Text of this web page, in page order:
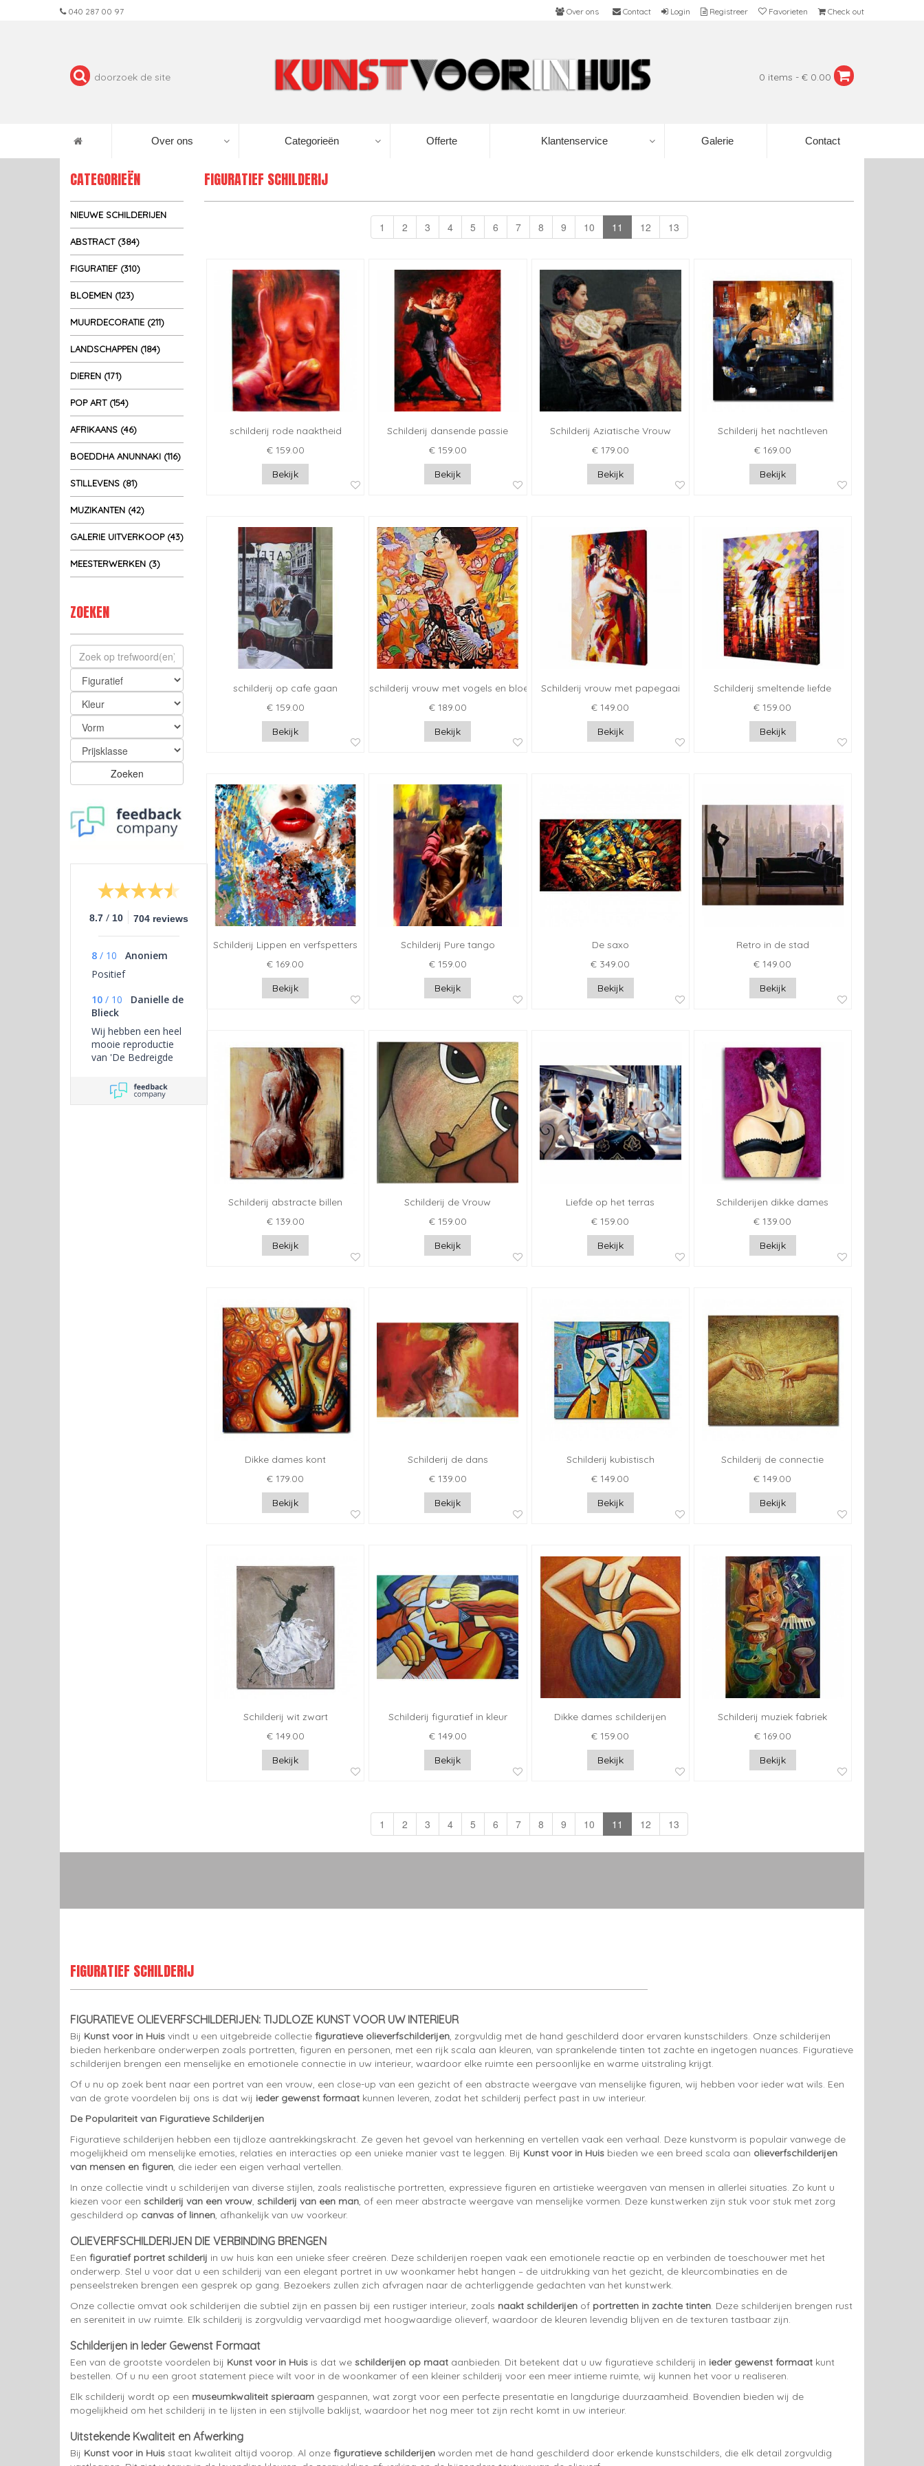
040 287 00 97 Over ons Contact Login Registreer Favorieten Check out
0 items - € 0.00
Over ons Categorieën Offerte Klantenservice Galerie Contact
CATEGORIEËN
NIEUWE SCHILDERIJEN
ABSTRACT (384)
FIGURATIEF (310)
BLOEMEN (123)
MUURDECORATIE (211)
LANDSCHAPPEN (184)
DIEREN (171)
POP ART (154)
AFRIKAANS (46)
BOEDDHA ANUNNAKI (116)
STILLEVENS (81)
MUZIKANTEN (42)
GALERIE UITVERKOOP (43)
MEESTERWERKEN (3)
ZOEKEN
Zoeken
8.7 / 10 704 reviews
8 / 10
Anoniem
Positief
10 / 10
Danielle de
Blieck
Wij hebben een heel
mooie reproductie
van 'De Bedreigde
Asselijn.
Prijs/kwaliteit en
persoonlijk contact is
FIGURATIEF SCHILDERIJ
1 2 3 4 5 6 7 8 9 10 11 12 13
schilderij rode naaktheid
€ 159.00
Bekijk
Schilderij dansende passie
€ 159.00
Bekijk
Schilderij Aziatische Vrouw
€ 179.00
Bekijk
Schilderij het nachtleven
€ 169.00
Bekijk
schilderij op cafe gaan
€ 159.00
Bekijk
schilderij vrouw met vogels en bloemen
€ 189.00
Bekijk
Schilderij vrouw met papegaai
€ 149.00
Bekijk
Schilderij smeltende liefde
€ 159.00
Bekijk
Schilderij Lippen en verfspetters
€ 169.00
Bekijk
Schilderij Pure tango
€ 159.00
Bekijk
De saxo
€ 349.00
Bekijk
Retro in de stad
€ 149.00
Bekijk
Schilderij abstracte billen
€ 139.00
Bekijk
Schilderij de Vrouw
€ 159.00
Bekijk
Liefde op het terras
€ 159.00
Bekijk
Schilderijen dikke dames
€ 139.00
Bekijk
Dikke dames kont
€ 179.00
Bekijk
Schilderij de dans
€ 139.00
Bekijk
Schilderij kubistisch
€ 149.00
Bekijk
Schilderij de connectie
€ 149.00
Bekijk
Schilderij wit zwart
€ 149.00
Bekijk
Schilderij figuratief in kleur
€ 149.00
Bekijk
Dikke dames schilderijen
€ 159.00
Bekijk
Schilderij muziek fabriek
€ 169.00
Bekijk
1 2 3 4 5 6 7 8 9 10 11 12 13
FIGURATIEF SCHILDERIJ
FIGURATIEVE OLIEVERFSCHILDERIJEN: TIJDLOZE KUNST VOOR UW INTERIEUR
Bij Kunst voor in Huis vindt u een uitgebreide collectie figuratieve olieverfschilderijen, zorgvuldig met de hand geschilderd door ervaren kunstschilders. Onze schilderijen
bieden herkenbare onderwerpen zoals portretten, figuren en personen, met een rijk scala aan kleuren, van sprankelende tinten tot zachte en ingetogen nuances. Figuratieve
schilderijen brengen een menselijke en emotionele connectie in uw interieur, waardoor elke ruimte een persoonlijke en warme uitstraling krijgt.
Of u nu op zoek bent naar een portret van een vrouw, een close-up van een gezicht of een abstracte weergave van menselijke figuren, wij hebben voor ieder wat wils. Een
van de grote voordelen bij ons is dat wij ieder gewenst formaat kunnen leveren, zodat het schilderij perfect past in uw interieur.
De Populariteit van Figuratieve Schilderijen
Figuratieve schilderijen hebben een tijdloze aantrekkingskracht. Ze geven het gevoel van herkenning en vertellen vaak een verhaal. Deze kunstvorm is populair vanwege de
mogelijkheid om menselijke emoties, relaties en interacties op een unieke manier vast te leggen. Bij Kunst voor in Huis bieden we een breed scala aan olieverfschilderijen
van mensen en figuren, die ieder een eigen verhaal vertellen.
In onze collectie vindt u schilderijen van diverse stijlen, zoals realistische portretten, expressieve figuren en artistieke weergaven van mensen in allerlei situaties. Zo kunt u
kiezen voor een schilderij van een vrouw, schilderij van een man, of een meer abstracte weergave van menselijke vormen. Deze kunstwerken zijn stuk voor stuk met zorg
geschilderd op canvas of linnen, afhankelijk van uw voorkeur.
OLIEVERFSCHILDERIJEN DIE VERBINDING BRENGEN
Een figuratief portret schilderij in uw huis kan een unieke sfeer creëren. Deze schilderijen roepen vaak een emotionele reactie op en verbinden de toeschouwer met het
onderwerp. Stel u voor dat u een schilderij van een elegant portret in uw woonkamer hebt hangen – de uitdrukking van het gezicht, de kleurcombinaties en de
penseelstreken brengen een gesprek op gang. Bezoekers zullen zich afvragen naar de achterliggende gedachten van het kunstwerk.
Onze collectie omvat ook schilderijen die subtiel zijn en passen bij een rustiger interieur, zoals naakt schilderijen of portretten in zachte tinten. Deze schilderijen brengen rust
en sereniteit in uw ruimte. Elk schilderij is zorgvuldig vervaardigd met hoogwaardige olieverf, waardoor de kleuren levendig blijven en de texturen tastbaar zijn.
Schilderijen in Ieder Gewenst Formaat
Een van de grootste voordelen bij Kunst voor in Huis is dat we schilderijen op maat aanbieden. Dit betekent dat u uw figuratieve schilderij in ieder gewenst formaat kunt
bestellen. Of u nu een groot statement piece wilt voor in de woonkamer of een kleiner schilderij voor een meer intieme ruimte, wij kunnen het voor u realiseren.
Elk schilderij wordt op een museumkwaliteit spieraam gespannen, wat zorgt voor een perfecte presentatie en langdurige duurzaamheid. Bovendien bieden wij de
mogelijkheid om het schilderij in te lijsten in een stijlvolle baklijst, waardoor het nog meer tot zijn recht komt in uw interieur.
Uitstekende Kwaliteit en Afwerking
Bij Kunst voor in Huis staat kwaliteit altijd voorop. Al onze figuratieve schilderijen worden met de hand geschilderd door erkende kunstschilders, die elk detail zorgvuldig